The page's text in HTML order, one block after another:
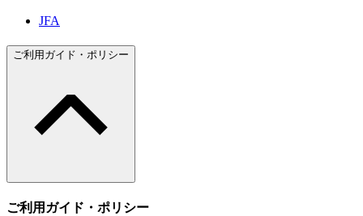
JFA
ご利用ガイド・ポリシー
ご利用ガイド・ポリシー